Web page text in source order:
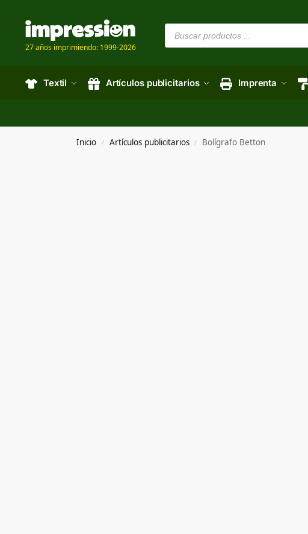
27 años imprimiendo: 1999-2026
Textil Artículos publicitarios Imprenta
Inicio / Artículos publicitarios / Bolígrafo Betton